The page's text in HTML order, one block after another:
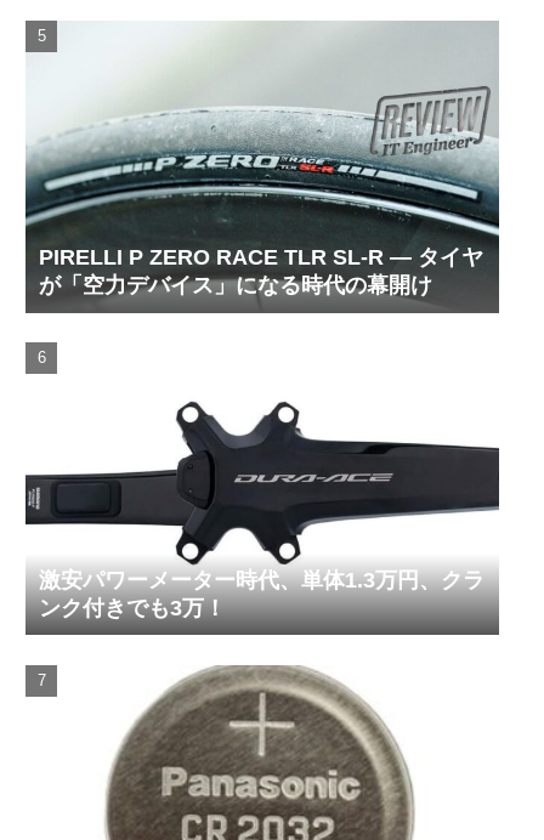
PIRELLI P ZERO RACE TLR SL-R ― タイヤ
が「空力デバイス」になる時代の幕開け
激安パワーメーター時代、単体1.3万円、クラ
ンク付きでも3万！